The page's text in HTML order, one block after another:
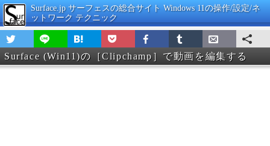
Surface.jp サーフェスの総合サイト Windows 11の操作/設定/ネ
ットワーク テクニック
Surface (Win11)の［Clipchamp］で動画を編集する